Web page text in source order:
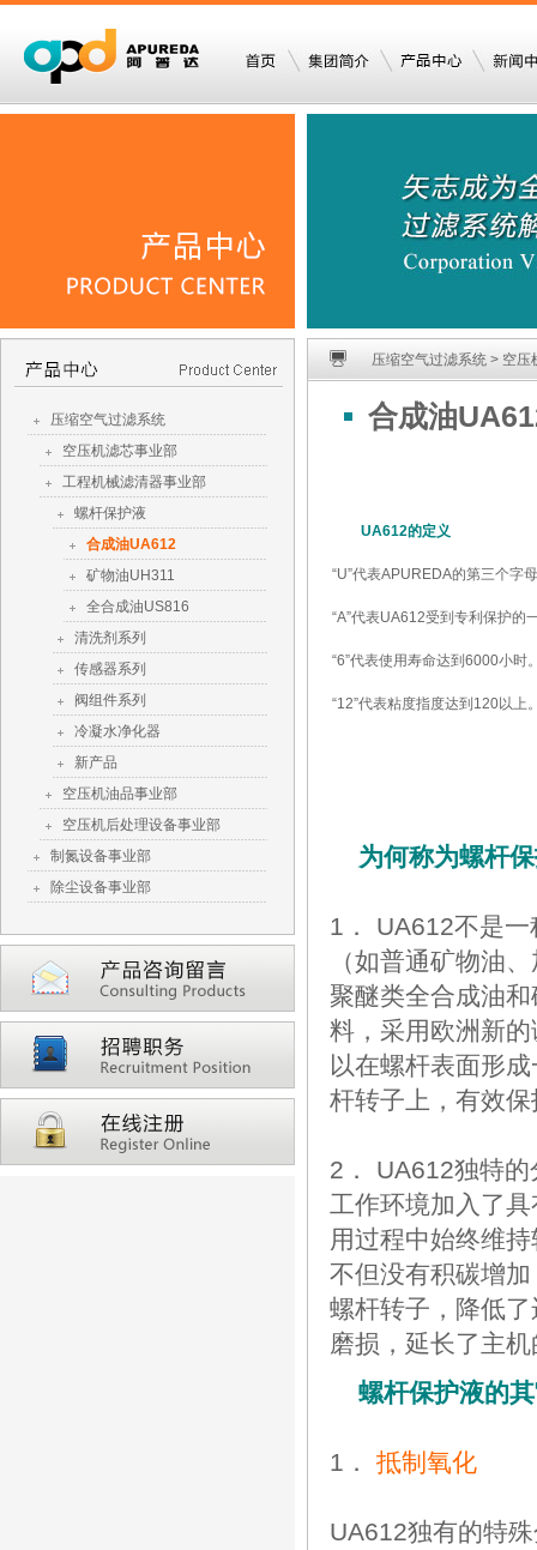
压缩空气过滤系统
空压机滤芯事业部
工程机械滤清器事业部
螺杆保护液
合成油UA612
矿物油UH311
全合成油US816
清洗剂系列
传感器系列
阀组件系列
冷凝水净化器
新产品
空压机油品事业部
空压机后处理设备事业部
制氮设备事业部
除尘设备事业部
压缩空气过滤系统 > 空
合成油
UA612的定义
“U”代表APUREDA的第三个字
“A”代表UA612受到专利保护的
“6”代表使用寿命达到6000小时
“12”代表粘度指度达到120以上
为何称为螺杆
1． UA612不是
（如普通矿物油
聚醚类全合成油
料，采用欧洲新
以在螺杆表面形
杆转子上，有效
2． UA612独特
工作环境加入了
用过程中始终维
不但没有积碳增
螺杆转子，降低
磨损，延长了主
螺杆保护液的
1． 抵制氧化
UA612独有的特